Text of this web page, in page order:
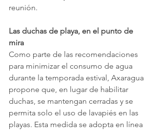
reunión.
Las duchas de playa, en el punto de
mira
Como parte de las recomendaciones
para minimizar el consumo de agua
durante la temporada estival, Axaragua
propone que, en lugar de habilitar
duchas, se mantengan cerradas y se
permita solo el uso de lavapiés en las
playas. Esta medida se adopta en línea